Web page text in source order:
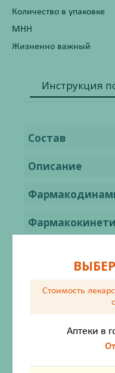
Количество в упаковке
МНН
Жизненно важный
Инструкция
Состав
Описание
Способ
Побочное
Передозировка
Стоимость
Аптеки в